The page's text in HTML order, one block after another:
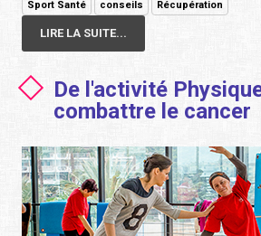
Sport Santé conseils Récupération
LIRE LA SUITE...
De l'activité
combattre le cancer